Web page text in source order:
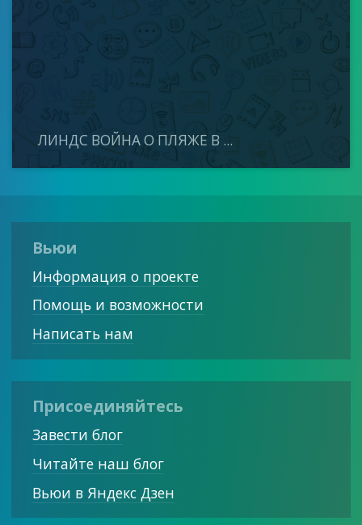
ЛИНДС ВОЙНА О ПЛЯЖЕ В ...
Вьюи
Информация о проекте
Помощь и возможности
Написать нам
Присоединяйтесь
Завести блог
Читайте наш блог
Вьюи в Яндекс Дзен